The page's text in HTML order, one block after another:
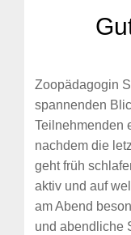
Zoopädagogin
spannenden
Teilnehmenden
nachdem die
geht früh
aktiv und auf
am Abend
und abendliche